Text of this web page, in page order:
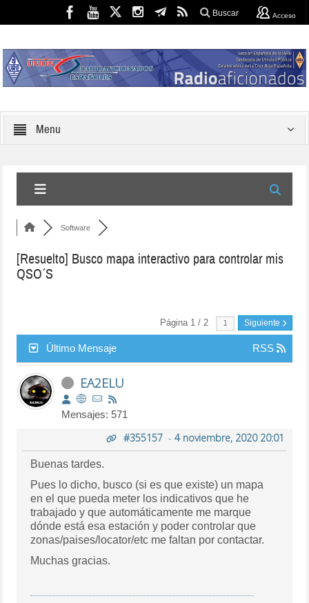
Buscar Acceso
Menu
Software
[Resuelto] Busco mapa interactivo para controlar mis
QSO´S
Página 1 / 2 Siguiente
Último Mensaje RSS
EA2ELU
Mensajes: 571
#355157- 4 noviembre, 2020 20:01
Buenas tardes.
Pues lo dicho, busco (si es que existe) un mapa
en el que pueda meter los indicativos que he
trabajado y que automáticamente me marque
dónde está esa estación y poder controlar que
zonas/paises/locator/etc me faltan por contactar.
Muchas gracias.